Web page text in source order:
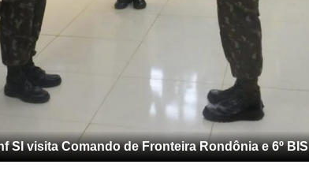
Sl visita Comando de Fronteira Rondônia e 6º BIS